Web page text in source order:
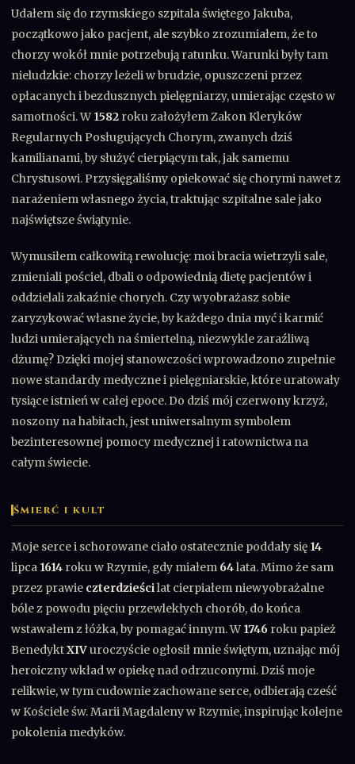
Udałem się do rzymskiego szpitala świętego Jakuba,
początkowo jako pacjent, ale szybko zrozumiałem, że to
chorzy wokół mnie potrzebują ratunku. Warunki były tam
nieludzkie: chorzy leżeli w brudzie, opuszczeni przez
opłacanych i bezdusznych pielęgniarzy, umierając często w
samotności. W 1582 roku założyłem Zakon Kleryków
Regularnych Posługujących Chorym, zwanych dziś
kamilianami, by służyć cierpiącym tak, jak samemu
Chrystusowi. Przysięgaliśmy opiekować się chorymi nawet z
narażeniem własnego życia, traktując szpitalne sale jako
najświętsze świątynie.
Wymusiłem całkowitą rewolucję: moi bracia wietrzyli sale,
zmieniali pościel, dbali o odpowiednią dietę pacjentów i
oddzielali zakaźnie chorych. Czy wyobrażasz sobie
zaryzykować własne życie, by każdego dnia myć i karmić
ludzi umierających na śmiertelną, niezwykle zaraźliwą
dżumę? Dzięki mojej stanowczości wprowadzono zupełnie
nowe standardy medyczne i pielęgniarskie, które uratowały
tysiące istnień w całej epoce. Do dziś mój czerwony krzyż,
noszony na habitach, jest uniwersalnym symbolem
bezinteresownej pomocy medycznej i ratownictwa na
całym świecie.
ŚMIERĆ I KULT
Moje serce i schorowane ciało ostatecznie poddały się 14
lipca 1614 roku w Rzymie, gdy miałem 64lata. Mimo że sam
przez prawie czterdzieścilat cierpiałem niewyobrażalne
bóle z powodu pięciu przewlekłych chorób, do końca
wstawałem z łóżka, by pomagać innym. W 1746 roku papież
BenedyktXIVuroczyście ogłosił mnie świętym, uznając mój
heroiczny wkład w opiekę nad odrzuconymi. Dziś moje
relikwie, w tym cudownie zachowane serce, odbierają cześć
w Kościele św. Marii Magdaleny w Rzymie, inspirując kolejne
pokolenia medyków.